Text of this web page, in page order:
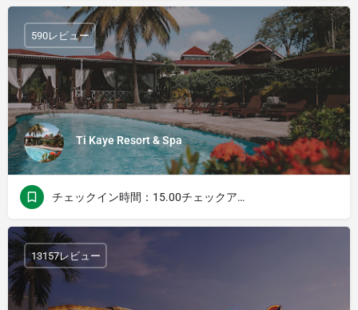
Ti Kaye Resort & Spa
590レビュー
チェックイン時間：15.00チェックアウト時間：11.00
13157レビュー